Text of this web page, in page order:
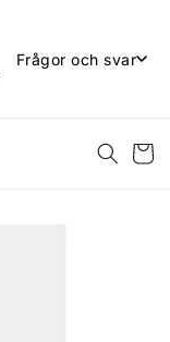
Frågor och svar